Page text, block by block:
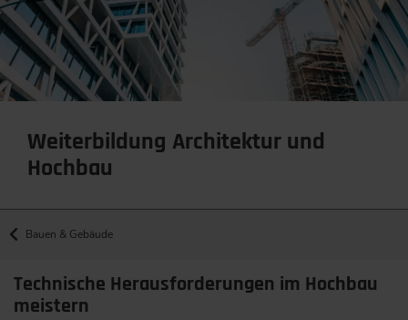
Weiterbildung Architektur und
Hochbau
Bauen & Gebäude
Technische Herausforderungen im Hochbau
meistern